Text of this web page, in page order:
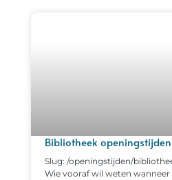
Bibliotheek
Slug: /openingstijden/
Wie vooraf wil weten